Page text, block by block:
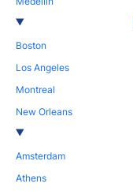
Boston
Los Angeles
Montreal
New Orleans
Amsterdam
Athens